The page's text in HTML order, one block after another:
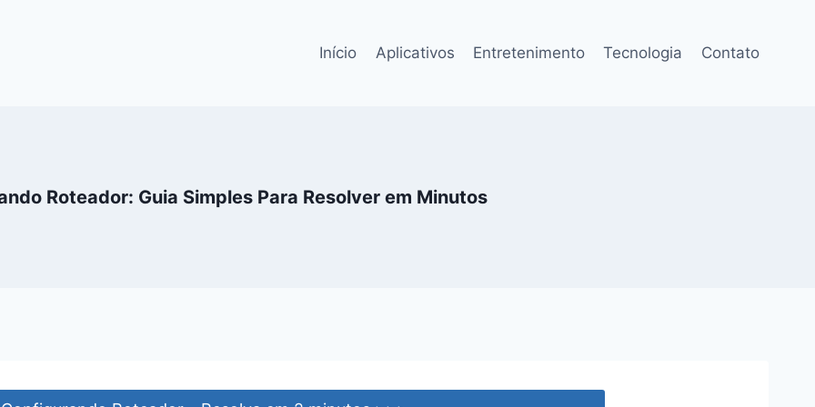
Início Aplicativos Entretenimento Tecnologia Contato
Roteador: Guia Simples Para Resolver em Minutos